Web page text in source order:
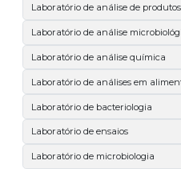
Laboratório de análise de produtos
Laboratório de análise
Laboratório de análise química
Laboratório de análises em
Laboratório de bacteriologia
Laboratório de ensaios
Laboratório de microbiologia